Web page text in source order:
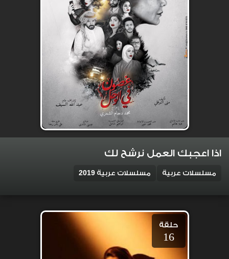
اذا اعجبك العمل نرشح لك
مسلسلات عربية مسلسلات عربية 2019
حلقة
16